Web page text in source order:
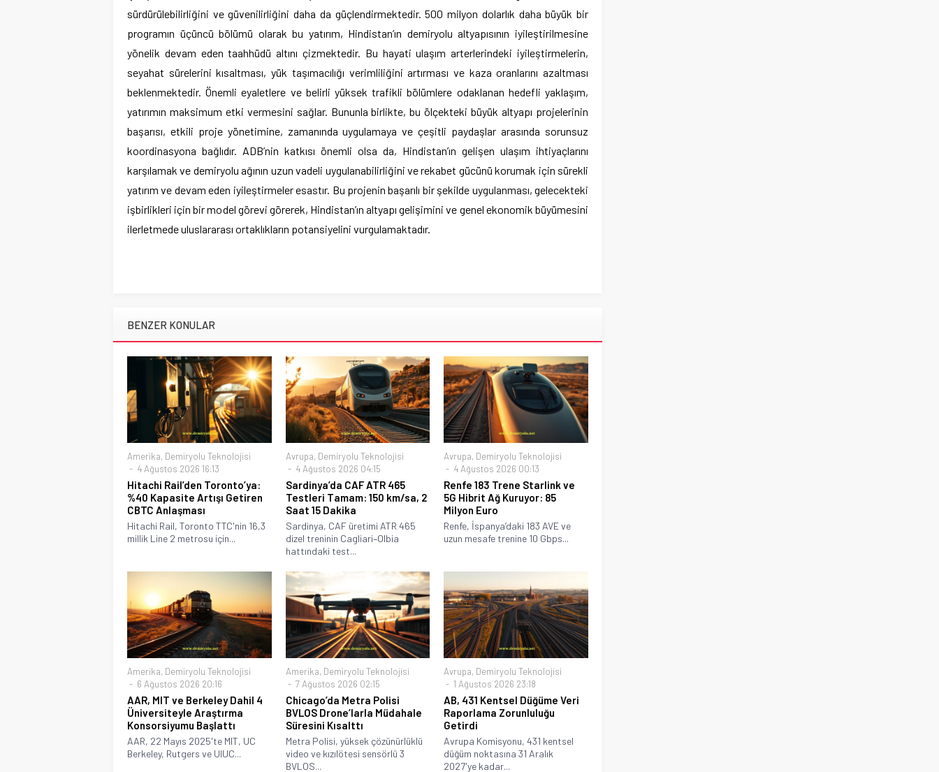
sürdürülebilirliğini ve güvenilirliğini daha da güçlendirmektedir. 500 milyon dolarlık daha büyük bir
programın üçüncü bölümü olarak bu yatırım, Hindistan’ın demiryolu altyapısının iyileştirilmesine
yönelik devam eden taahhüdü altını çizmektedir. Bu hayati ulaşım arterlerindeki iyileştirmelerin,
seyahat sürelerini kısaltması, yük taşımacılığı verimliliğini artırması ve kaza oranlarını azaltması
beklenmektedir. Önemli eyaletlere ve belirli yüksek trafikli bölümlere odaklanan hedefli yaklaşım,
yatırımın maksimum etki vermesini sağlar. Bununla birlikte, bu ölçekteki büyük altyapı projelerinin
başarısı, etkili proje yönetimine, zamanında uygulamaya ve çeşitli paydaşlar arasında sorunsuz
koordinasyona bağlıdır. ADB’nin katkısı önemli olsa da, Hindistan’ın gelişen ulaşım ihtiyaçlarını
karşılamak ve demiryolu ağının uzun vadeli uygulanabilirliğini ve rekabet gücünü korumak için sürekli
yatırım ve devam eden iyileştirmeler esastır. Bu projenin başarılı bir şekilde uygulanması, gelecekteki
işbirlikleri için bir model görevi görerek, Hindistan’ın altyapı gelişimini ve genel ekonomik büyümesini
ilerletmede uluslararası ortaklıkların potansiyelini vurgulamaktadır.
BENZER KONULAR
Amerika, Demiryolu Teknolojisi
4 Ağustos 2026 16:13
Hitachi Rail’den Toronto’ya:
%40 Kapasite Artışı Getiren
CBTC Anlaşması
Hitachi Rail, Toronto TTC'nin 16,3
millik Line 2 metrosu için...
Avrupa, Demiryolu Teknolojisi
4 Ağustos 2026 04:15
Sardinya’da CAF ATR 465
Testleri Tamam: 150 km/sa, 2
Saat 15 Dakika
Sardinya, CAF üretimi ATR 465
dizel treninin Cagliari–Olbia
hattındaki test...
Avrupa, Demiryolu Teknolojisi
4 Ağustos 2026 00:13
Renfe 183 Trene Starlink ve
5G Hibrit Ağ Kuruyor: 85
Milyon Euro
Renfe, İspanya’daki 183 AVE ve
uzun mesafe trenine 10 Gbps...
Amerika, Demiryolu Teknolojisi
6 Ağustos 2026 20:16
AAR, MIT ve Berkeley Dahil 4
Üniversiteyle Araştırma
Konsorsiyumu Başlattı
AAR, 22 Mayıs 2025'te MIT, UC
Berkeley, Rutgers ve UIUC...
Amerika, Demiryolu Teknolojisi
7 Ağustos 2026 02:15
Chicago’da Metra Polisi
BVLOS Drone’larla Müdahale
Süresini Kısalttı
Metra Polisi, yüksek çözünürlüklü
video ve kızılötesi sensörlü 3
BVLOS...
Avrupa, Demiryolu Teknolojisi
1 Ağustos 2026 23:18
AB, 431 Kentsel Düğüme Veri
Raporlama Zorunluluğu
Getirdi
Avrupa Komisyonu, 431 kentsel
düğüm noktasına 31 Aralık
2027'ye kadar...